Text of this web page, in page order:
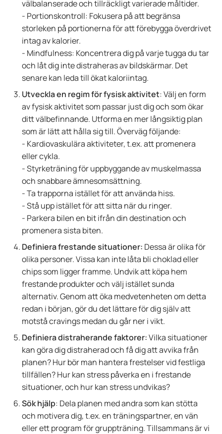
välbalanserade och tillräckligt varierade måltider.
- Portionskontroll: Fokusera på att begränsa
storleken på portionerna för att förebygga överdrivet
intag av kalorier.
- Mindfulness: Koncentrera dig på varje tugga du tar
och låt dig inte distraheras av bildskärmar. Det
senare kan leda till ökat kaloriintag.
Utveckla en regim för fysisk aktivitet: Välj en form
av fysisk aktivitet som passar just dig och som ökar
ditt välbefinnande. Utforma en mer långsiktig plan
som är lätt att hålla sig till. Överväg följande:
- Kardiovaskulära aktiviteter, t.ex. att promenera
eller cykla.
- Styrketräning för uppbyggande av muskelmassa
och snabbare ämnesomsättning.
- Ta trapporna istället för att använda hiss.
- Stå upp istället för att sitta när du ringer.
- Parkera bilen en bit ifrån din destination och
promenera sista biten.
Definiera frestande situationer: Dessa är olika för
olika personer. Vissa kan inte låta bli choklad eller
chips som ligger framme. Undvik att köpa hem
frestande produkter och välj istället sunda
alternativ. Genom att öka medvetenheten om detta
redan i början, gör du det lättare för dig själv att
motstå cravings medan du går ner i vikt.
Definiera distraherande faktorer:Vilka situationer
kan göra dig distraherad och få dig att avvika från
planen? Hur bör man hantera frestelser vid festliga
tillfällen? Hur kan stress påverka en i frestande
situationer, och hur kan stress undvikas?
Sök hjälp: Dela planen med andra som kan stötta
och motivera dig, t.ex. en träningspartner, en vän
eller ett program för gruppträning. Tillsammans är vi